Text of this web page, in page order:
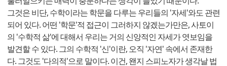
그것은 비단, 수학이라는 학문을 다루는 우리들의 '자세'와도 관련
되어 있다. 어떤 '학문'적 접근이 그러하지 않겠는가만은, 사토이
의 '수학적 삶'에 대해서 우리는 거의 신앙적인 자세가 엿보임을
발견할 수 있다. 그의 수학적 '신'이란, 오직 '자연' 속에서 존재한
다. 그것도 '다의적'으로 말이다. 이건, 왠지 스피노자가 생각날 법